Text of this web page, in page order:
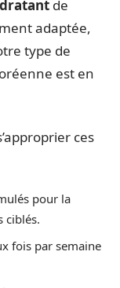
de
adaptée,
type de
est en
ces
pour la
ciblés.
fois par semaine